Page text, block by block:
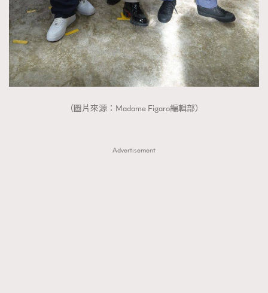
（圖片來源：Madame Figaro編輯部）
Advertisement